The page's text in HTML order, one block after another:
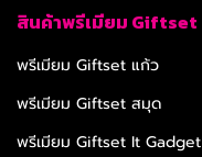
สินค้าพรีเมียม Giftset
พรีเมียม Giftset แก้ว
พรีเมียม Giftset สมุด
พรีเมียม Giftset It Gadget